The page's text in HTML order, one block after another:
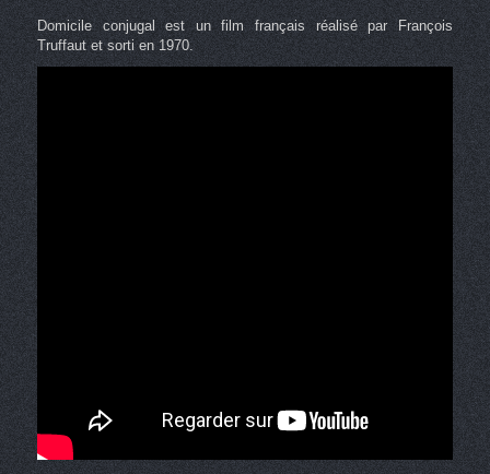
Domicile conjugal est un film français réalisé par François
Truffaut et sorti en 1970.